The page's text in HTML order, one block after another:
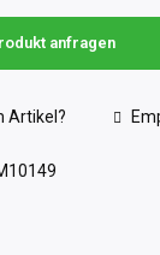
anfragen
Artikel?